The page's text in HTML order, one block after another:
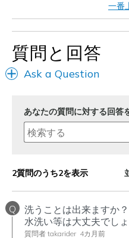
Going Out
Special Occasions
Travel
Width
Feels
Sizing
Feels
View On Shoes
一番
質問と回答
Ask a Question
あなたの質問に対する回答
2質問のうち2を表示
Q
洗うことは出来ますか
水洗い等は大丈夫でし
質問者 takarider 4カ月前